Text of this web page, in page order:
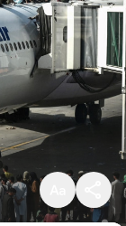
Klein
Standaard
Groot